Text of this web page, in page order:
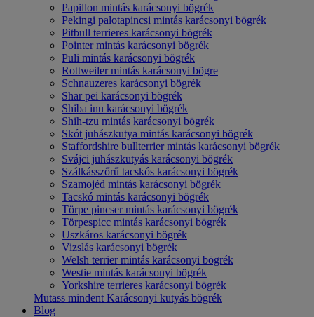
Papillon mintás karácsonyi bögrék
Pekingi palotapincsi mintás karácsonyi bögrék
Pitbull terrieres karácsonyi bögrék
Pointer mintás karácsonyi bögrék
Puli mintás karácsonyi bögrék
Rottweiler mintás karácsonyi bögre
Schnauzeres karácsonyi bögrék
Shar pei karácsonyi bögrék
Shiba inu karácsonyi bögrék
Shih-tzu mintás karácsonyi bögrék
Skót juhászkutya mintás karácsonyi bögrék
Staffordshire bullterrier mintás karácsonyi bögrék
Svájci juhászkutyás karácsonyi bögrék
Szálkásszőrű tacskós karácsonyi bögrék
Szamojéd mintás karácsonyi bögrék
Tacskó mintás karácsonyi bögrék
Törpe pincser mintás karácsonyi bögrék
Törpespicc mintás karácsonyi bögrék
Uszkáros karácsonyi bögrék
Vizslás karácsonyi bögrék
Welsh terrier mintás karácsonyi bögrék
Westie mintás karácsonyi bögrék
Yorkshire terrieres karácsonyi bögrék
Mutass mindent Karácsonyi kutyás bögrék
Blog